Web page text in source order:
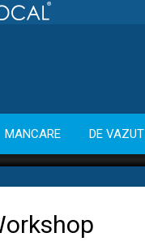
MANCARE DE VAZUT